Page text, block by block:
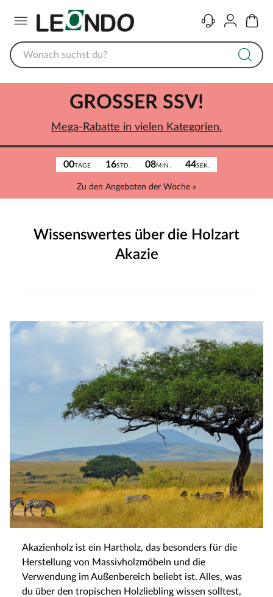
KontaktKonto
00TAGE 16STD. 08MIN. 44SEK.
Zu den Angeboten der Woche »
GROSSER SSV!
Mega-Rabatte in vielen Kategorien.
Wissenswertes über die Holzart
Akazie
Akazienholz ist ein Hartholz, das besonders für die
Herstellung von Massivholzmöbeln und die
Verwendung im Außenbereich beliebt ist. Alles, was
du über den tropischen Holzliebling wissen solltest,